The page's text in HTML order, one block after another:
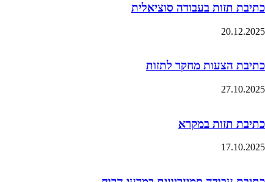
כתיבת תזות בעבודה סוציאלית
20.12.2025
כתיבת הצעות מחקר לתזות
27.10.2025
כתיבת תזות במקרא
17.10.2025